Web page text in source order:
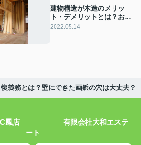
建物構造が木造のメリッ
ト・デメリットとは？おす
すめの理由もご紹介
2022.05.14
義務とは？壁にできた画鋲の穴は大丈夫？
鳳店 有限会社大和エステ
ート